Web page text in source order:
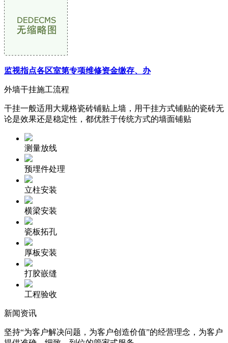
监视指点各区室第专项维修资金缴存、办
外墙干挂施工流程
干挂一般适用大规格瓷砖铺贴上墙，用干挂方式铺贴的瓷砖无
论是效果还是稳定性，都优胜于传统方式的墙面铺贴
测量放线
预埋件处理
立柱安装
横梁安装
瓷板拓孔
厚板安装
打胶嵌缝
工程验收
新闻资讯
坚持“为客户解决问题，为客户创造价值”的经营理念，为客户